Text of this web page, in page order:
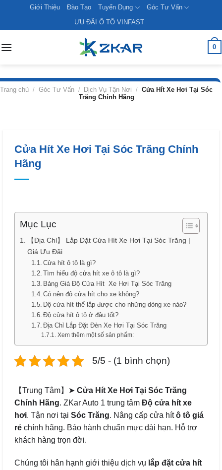
content
Giới Thiệu Đào Tạo Tuyển Dụng
Góc Tư Vấn
ƯU ĐÃI Ô TÔ VINFAST
0
Trang chủ / Góc Tư Vấn / Dịch Vụ Tận Nơi / Cửa Hít Xe Hơi Tại Sóc
Trăng Chính Hãng
Cửa Hít Xe Hơi Tại Sóc Trăng Chính
Hãng
Mục Lục
【Địa Chỉ】 Lắp Đặt Cửa Hít Xe Hơi Tại Sóc Trăng |
Giá Ưu Đãi
Cửa hít ô tô là gì?
Tìm hiểu độ cửa hít xe ô tô là gì?
Bảng Giá Độ Cửa Hít Xe Hơi Tại Sóc Trăng
Có nên độ cửa hít cho xe không?
Độ cửa hít thể lắp được cho những dòng xe nào?
Độ cửa hít ô tô ở đâu tốt?
Địa Chỉ Lắp Đặt Đèn Xe Hơi Tại Sóc Trăng
Xem thêm một số sản phẩm:
5/5 - (1 bình chọn)
【Trung Tâm】➤ Cửa Hít Xe Hơi Tại Sóc Trăng
Chính Hãng. ZKar Auto 1 trung tâm Độ cửa hít xe
hơi. Tận nơi tại Sóc Trăng. Nâng cấp cửa hítô tô giá
rẻ chính hãng. Bảo hành chuẩn mực dài hạn. Hỗ trợ
khách hàng trọn đời.
Chúng tôi hân hạnh giới thiệu dịch vụ lắp đặt cửa hít